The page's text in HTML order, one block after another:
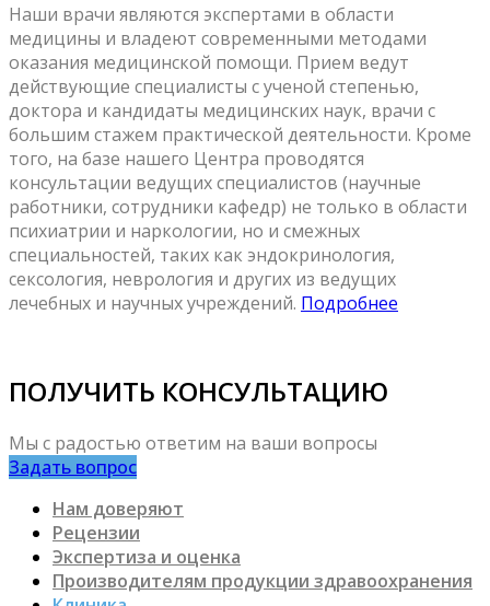
Наши врачи являются экспертами в области
медицины и владеют современными методами
оказания медицинской помощи. Прием ведут
действующие специалисты с ученой степенью,
доктора и кандидаты медицинских наук, врачи с
большим стажем практической деятельности. Кроме
того, на базе нашего Центра проводятся
консультации ведущих специалистов (научные
работники, сотрудники кафедр) не только в области
психиатрии и наркологии, но и смежных
специальностей, таких как эндокринология,
сексология, неврология и других из ведущих
лечебных и научных учреждений. Подробнее
ПОЛУЧИТЬ КОНСУЛЬТАЦИЮ
Мы с радостью ответим на ваши вопросы
Задать вопрос
Нам доверяют
Рецензии
Экспертиза и оценка
Производителям продукции здравоохранения